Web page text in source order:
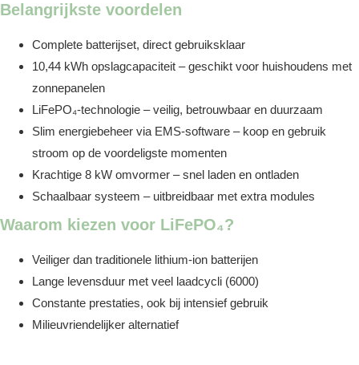
Belangrijkste voordelen
Complete batterijset, direct gebruiksklaar
10,44 kWh opslagcapaciteit – geschikt voor huishoudens met
zonnepanelen
LiFePO₄-technologie – veilig, betrouwbaar en duurzaam
Slim energiebeheer via EMS-software – koop en gebruik
stroom op de voordeligste momenten
Krachtige 8 kW omvormer – snel laden en ontladen
Schaalbaar systeem – uitbreidbaar met extra modules
Waarom kiezen voor LiFePO₄?
Veiliger dan traditionele lithium-ion batterijen
Lange levensduur met veel laadcycli (6000)
Constante prestaties, ook bij intensief gebruik
Milieuvriendelijker alternatief